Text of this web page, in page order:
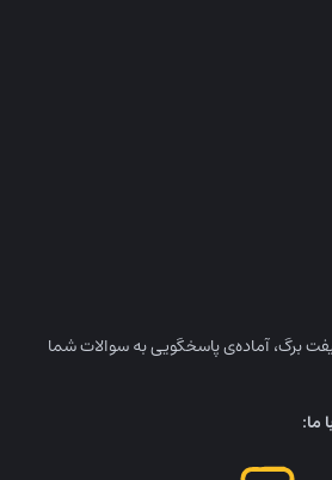
برگ، آماده‌ی پاسخگویی به سوالات شما
ما: